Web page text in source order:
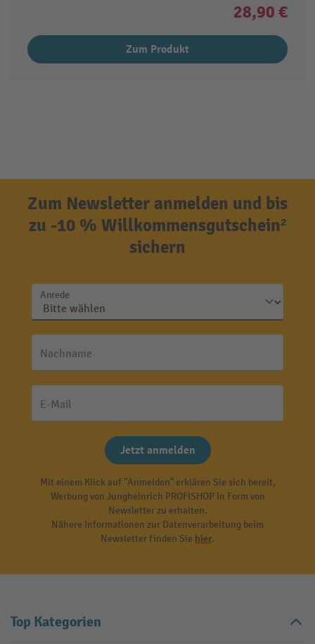
28,90 €
Zum Produkt
Zum Newsletter anmelden und bis
zu -10 % Willkommensgutschein²
sichern
Anrede
Nachname
E-Mail
Jetzt anmelden
Mit einem Klick auf "Anmelden" erklären Sie sich bereit,
Werbung von Jungheinrich PROFISHOP in Form von
Newsletter zu erhalten.
Nähere Informationen zur Datenverarbeitung beim
Newsletter finden Sie hier.
Top Kategorien